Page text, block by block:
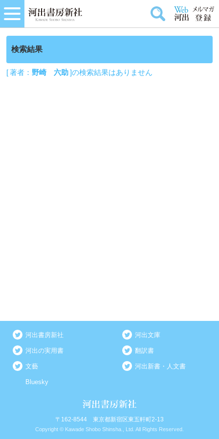
検索結果
[ 著者： 野崎 六助]の検索結果はありません
河出書房新社 河出文庫
河出の実用書 翻訳書
文藝 河出新書・人文書
Bluesky
〒162-8544 東京都新宿区東五軒町2-13
Copyright © Kawade Shobo Shinsha., Ltd. All Rights Reserved.